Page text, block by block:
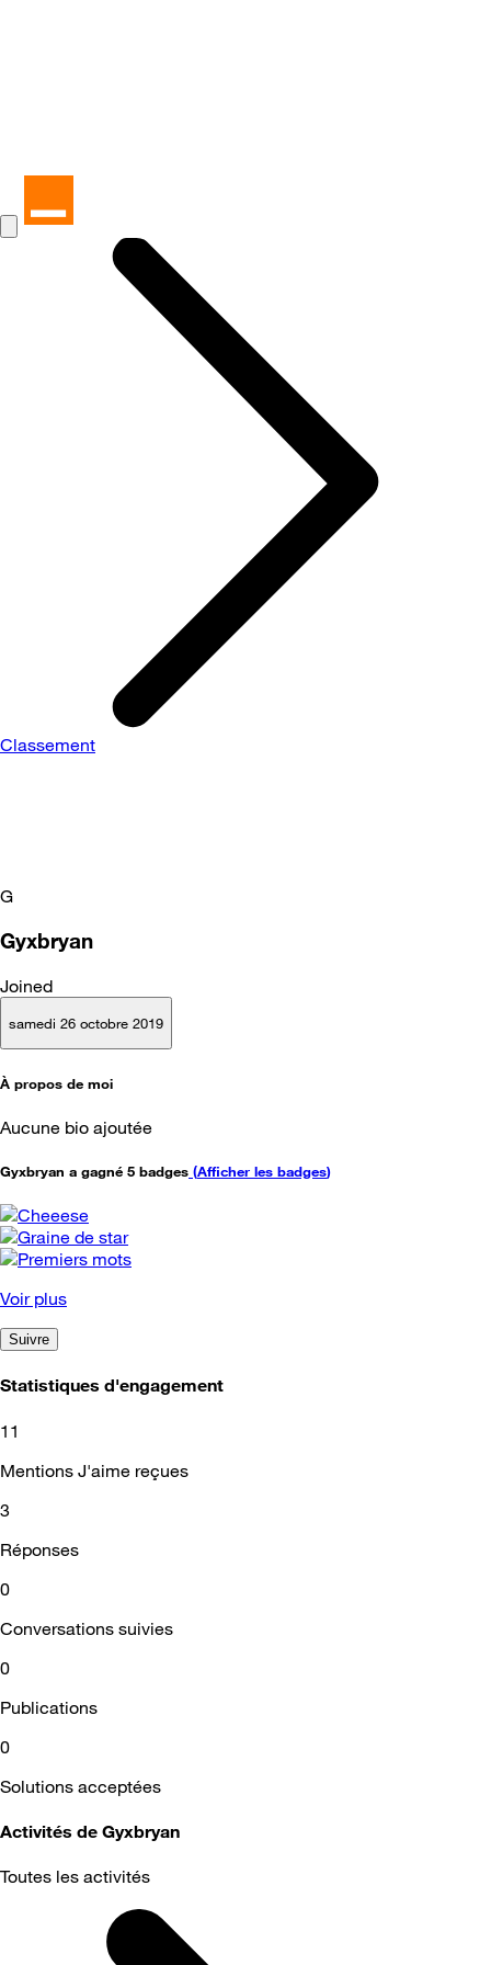
Classement
G
Gyxbryan
Joined
samedi 26 octobre 2019
À propos de moi
Aucune bio ajoutée
Gyxbryan a gagné 5 badges (Afficher les badges)
Voir plus
Suivre
Statistiques d'engagement
11
Mentions J'aime reçues
3
Réponses
0
Conversations suivies
0
Publications
0
Solutions acceptées
Activités de Gyxbryan
Toutes les activités